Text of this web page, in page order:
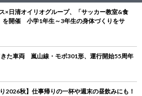
×日清オイリオグループ、「サッカー教室&食
を開催 小学1年生～3年生の身体づくりをサ
た車両 嵐山線・モボ301形、運行開始55周年
2026秋】仕事帰りの一杯や週末の昼飲みにも！